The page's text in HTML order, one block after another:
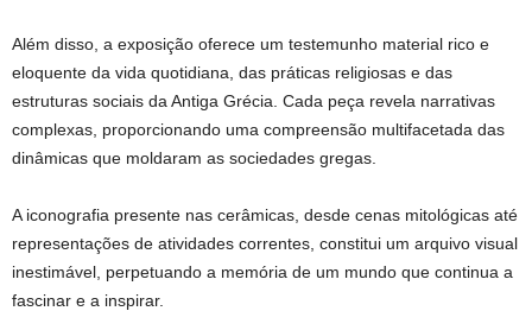
Além disso, a exposição oferece um testemunho material rico e
eloquente da vida quotidiana, das práticas religiosas e das
estruturas sociais da Antiga Grécia. Cada peça revela narrativas
complexas, proporcionando uma compreensão multifacetada das
dinâmicas que moldaram as sociedades gregas.
A iconografia presente nas cerâmicas, desde cenas mitológicas até
representações de atividades correntes, constitui um arquivo visual
inestimável, perpetuando a memória de um mundo que continua a
fascinar e a inspirar.